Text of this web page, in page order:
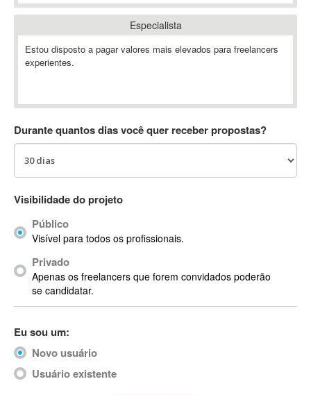
Ableton
Ableton Push
Abstract
AC3
ACID Pro
ACPI
Acrobat
Acrobat X
Acronis
ACT
Actimize
ActionScript
ActionScript 3
Especialista
Estou disposto a pagar valores mais elevados para freelancers
experientes.
Durante quantos dias você quer receber propostas?
Visibilidade do projeto
Público
Visível para todos os profissionais.
Privado
Apenas os freelancers que forem convidados poderão
se candidatar.
Eu sou um:
Novo usuário
Usuário existente